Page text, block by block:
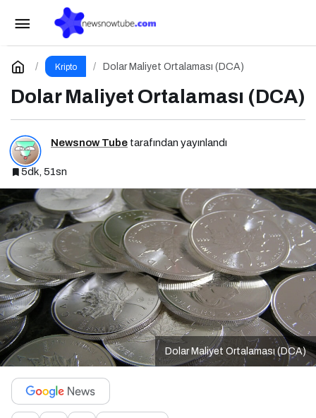
Kripto Dolar Maliyet Ortalaması (DCA)
Dolar Maliyet Ortalaması (DCA)
Newsnow Tube tarafından yayınlandı
5dk, 51sn
Dolar Maliyet Ortalaması (DCA)
DeFi’de Likidite Havuzları: Yeni Nesil Finansın
KalbiYorum Yap